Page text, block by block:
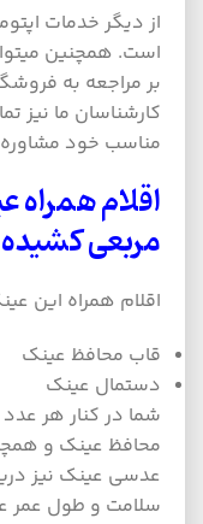
از دیگر خدمات
است. همچنین
بر مراجعه به
کارشناسان ما نیز
مناسب خود مشاوره
اقلام همراه
مربعی
اقلام همراه این
قاب محافظ عینک
دستمال عینک
شما در کنار هر
محافظ عینک و
عدسی عینک نیز
سلامت و طول عمر